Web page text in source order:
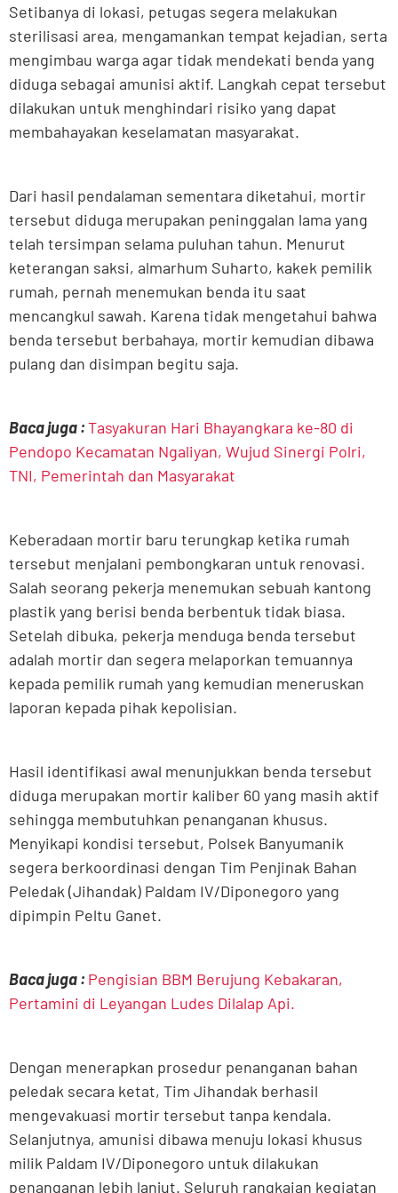
Setibanya di lokasi, petugas segera melakukan
sterilisasi area, mengamankan tempat kejadian, serta
mengimbau warga agar tidak mendekati benda yang
diduga sebagai amunisi aktif. Langkah cepat tersebut
dilakukan untuk menghindari risiko yang dapat
membahayakan keselamatan masyarakat.
Dari hasil pendalaman sementara diketahui, mortir
tersebut diduga merupakan peninggalan lama yang
telah tersimpan selama puluhan tahun. Menurut
keterangan saksi, almarhum Suharto, kakek pemilik
rumah, pernah menemukan benda itu saat
mencangkul sawah. Karena tidak mengetahui bahwa
benda tersebut berbahaya, mortir kemudian dibawa
pulang dan disimpan begitu saja.
Baca juga :Tasyakuran Hari Bhayangkara ke-80 di
Pendopo Kecamatan Ngaliyan, Wujud Sinergi Polri,
TNI, Pemerintah dan Masyarakat
Keberadaan mortir baru terungkap ketika rumah
tersebut menjalani pembongkaran untuk renovasi.
Salah seorang pekerja menemukan sebuah kantong
plastik yang berisi benda berbentuk tidak biasa.
Setelah dibuka, pekerja menduga benda tersebut
adalah mortir dan segera melaporkan temuannya
kepada pemilik rumah yang kemudian meneruskan
laporan kepada pihak kepolisian.
Hasil identifikasi awal menunjukkan benda tersebut
diduga merupakan mortir kaliber 60 yang masih aktif
sehingga membutuhkan penanganan khusus.
Menyikapi kondisi tersebut, Polsek Banyumanik
segera berkoordinasi dengan Tim Penjinak Bahan
Peledak (Jihandak) Paldam IV/Diponegoro yang
dipimpin Peltu Ganet.
Baca juga : Pengisian BBM Berujung Kebakaran,
Pertamini di Leyangan Ludes Dilalap Api.
Dengan menerapkan prosedur penanganan bahan
peledak secara ketat, Tim Jihandak berhasil
mengevakuasi mortir tersebut tanpa kendala.
Selanjutnya, amunisi dibawa menuju lokasi khusus
milik Paldam IV/Diponegoro untuk dilakukan
penanganan lebih lanjut. Seluruh rangkaian kegiatan